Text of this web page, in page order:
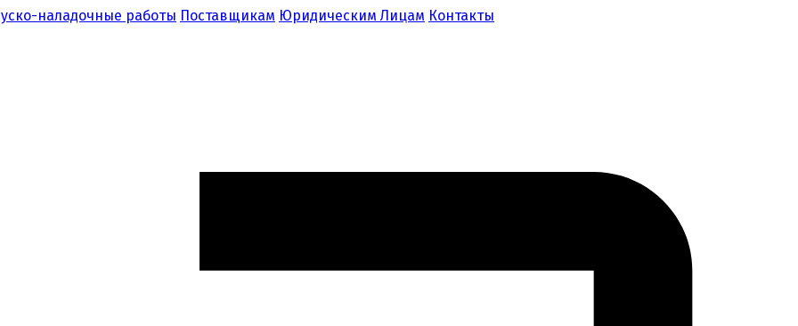
наладочные работы Поставщикам Юридическим Лицам Контакты